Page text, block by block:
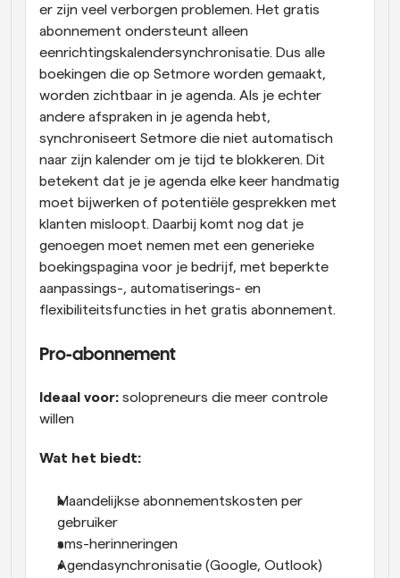
er zijn veel verborgen problemen. Het gratis
abonnement ondersteunt alleen
eenrichtingskalendersynchronisatie. Dus alle
boekingen die op Setmore worden gemaakt,
worden zichtbaar in je agenda. Als je echter
andere afspraken in je agenda hebt,
synchroniseert Setmore die niet automatisch
naar zijn kalender om je tijd te blokkeren. Dit
betekent dat je je agenda elke keer handmatig
moet bijwerken of potentiële gesprekken met
klanten misloopt. Daarbij komt nog dat je
genoegen moet nemen met een generieke
boekingspagina voor je bedrijf, met beperkte
aanpassings-, automatiserings- en
flexibiliteitsfuncties in het gratis abonnement.
Pro-abonnement
Ideaal voor: solopreneurs die meer controle
willen
Wat het biedt:
Maandelijkse abonnementskosten per
gebruiker
sms-herinneringen
Agendasynchronisatie (Google, Outlook)